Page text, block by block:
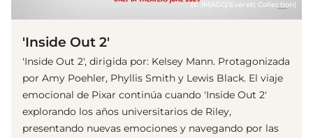
(© IMAGO/Everett Collection)
'Inside Out 2'
'Inside Out 2', dirigida por: Kelsey Mann. Protagonizada
por Amy Poehler, Phyllis Smith y Lewis Black. El viaje
emocional de Pixar continúa cuando 'Inside Out 2'
explorando los años universitarios de Riley,
presentando nuevas emociones y navegando por las